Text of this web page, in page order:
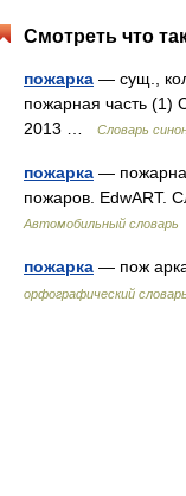
Смотреть что
пожарка — сущ.,
пожарная часть (1)
2013 …
Словарь
пожарка —
пожаров. EdwART.
Автомобильный словарь
пожарка — пож
орфографический словарь